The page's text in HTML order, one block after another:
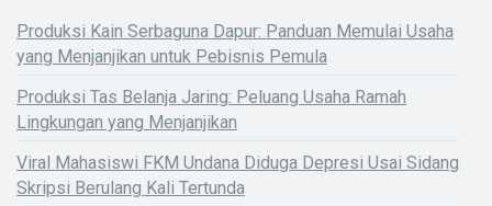
Produksi Kain Serbaguna Dapur: Panduan Memulai Usaha
yang Menjanjikan untuk Pebisnis Pemula
Produksi Tas Belanja Jaring: Peluang Usaha Ramah
Lingkungan yang Menjanjikan
Viral Mahasiswi FKM Undana Diduga Depresi Usai Sidang
Skripsi Berulang Kali Tertunda